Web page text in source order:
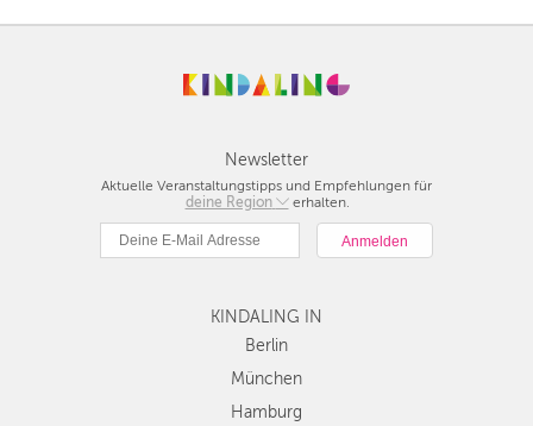
Newsletter
Aktuelle Veranstaltungstipps und Empfehlungen für
deine Region
Berlin
Hamburg
Köln
Düsseldorf
Stuttgart
Essen
erhalten.
KINDALING IN
Berlin
München
Hamburg